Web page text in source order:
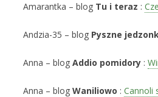
Amarantka – blog Tu i teraz :
Andzia-35 – blog Pyszne
Anna – blog Addio pomidory :
Anna – blog Waniliowo : Cannoli